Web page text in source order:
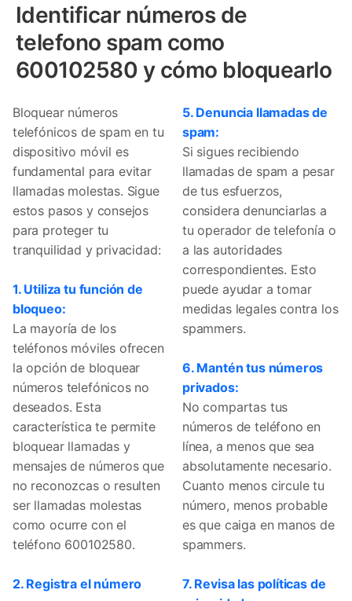
Identificar números de
telefono spam como
600102580 y cómo bloquearlo
Bloquear números
telefónicos de spam en tu
dispositivo móvil es
fundamental para evitar
llamadas molestas. Sigue
estos pasos y consejos
para proteger tu
tranquilidad y privacidad:
1. Utiliza tu función de
bloqueo:
La mayoría de los
teléfonos móviles ofrecen
la opción de bloquear
números telefónicos no
deseados. Esta
característica te permite
bloquear llamadas y
mensajes de números que
no reconozcas o resulten
ser llamadas molestas
como ocurre con el
teléfono 600102580.
2. Registra el número
5. Denuncia llamadas de
spam:
Si sigues recibiendo
llamadas de spam a pesar
de tus esfuerzos,
considera denunciarlas a
tu operador de telefonía o
a las autoridades
correspondientes. Esto
puede ayudar a tomar
medidas legales contra los
spammers.
6. Mantén tus números
privados:
No compartas tus
números de teléfono en
línea, a menos que sea
absolutamente necesario.
Cuanto menos circule tu
número, menos probable
es que caiga en manos de
spammers.
7. Revisa las políticas de